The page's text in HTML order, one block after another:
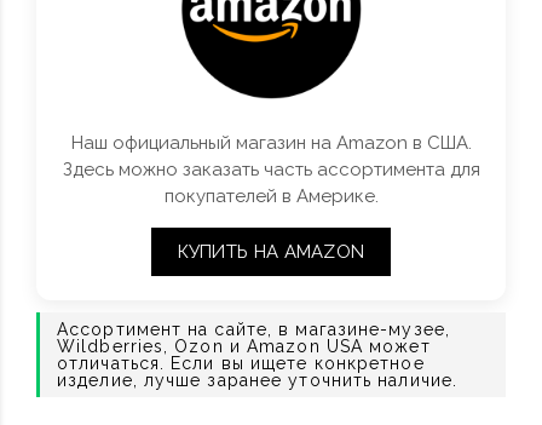
Наш официальный магазин на Amazon в США.
Здесь можно заказать часть ассортимента для
покупателей в Америке.
КУПИТЬ НА AMAZON
Ассортимент на сайте, в магазине-музее,
Wildberries, Ozon и Amazon USA может
отличаться. Если вы ищете конкретное
изделие, лучше заранее уточнить наличие.